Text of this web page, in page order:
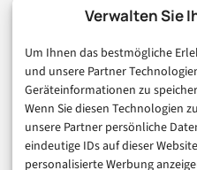
Verwalten Sie
Um Ihnen das bestmögliche
und unsere Partner
Geräteinformationen zu
Wenn Sie diesen Technologien
unsere Partner persönliche
eindeutige IDs auf dieser
personalisierte Werbung
Technologie & IT
Consumer & Digital Life
Marketing
Finanzen & FinTech
Business & Karriere
Sicherheit & Recht